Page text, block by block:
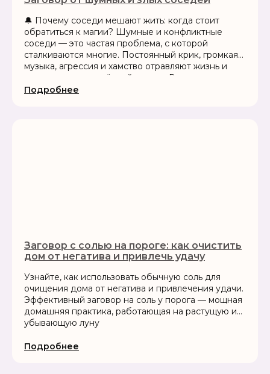
🔔 Почему соседи мешают жить: когда стоит
обратиться к магии? Шумные и конфликтные
соседи — это частая проблема, с которой
сталкиваются многие. Постоянный крик, громкая
музыка, агрессия и хамство отравляют жизнь и
могут вызвать серьёзный стресс. В тех случаях,
когда разговоры и жалобы не...
Подробнее
Заговор с солью на пороге: как очистить
дом от негатива и привлечь удачу
Узнайте, как использовать обычную соль для
очищения дома от негатива и привлечения удачи.
Эффективный заговор на соль у порога — мощная
домашняя практика, работающая на растущую и
убывающую луну
Подробнее